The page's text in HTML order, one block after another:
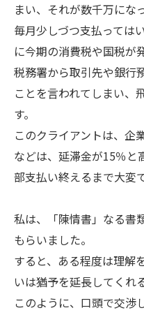
まい、それが数千万にな
毎月少しづつ支払っては
に今期の消費税や国税が
税務署から取引先や銀行
ことを言われてしまい、
す。
このクライアントは、企
などは、延滞金が15％と
部支払い終えるまで大変で
私は、「陳情書」なる書
もらいました。
すると、ある程度は理解
いは猶予を延長してくれ
このように、口頭で交渉